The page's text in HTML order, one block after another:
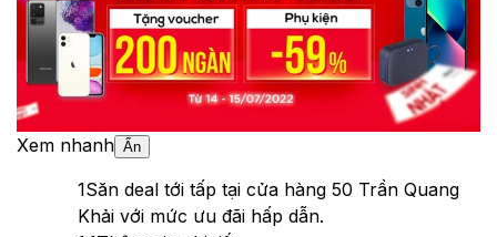
Xem nhanh Ẩn
1Săn deal tới tấp tại cửa hàng 50 Trần Quang
Khải với mức ưu đãi hấp dẫn.